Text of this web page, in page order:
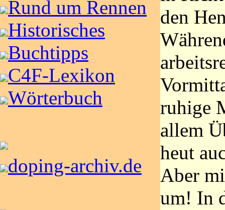
Rund um Rennen
Historisches
Buchtipps
C4F-Lexikon
Wörterbuch
doping-archiv.de
den
ruhige
allem
heut
Aber
um! In